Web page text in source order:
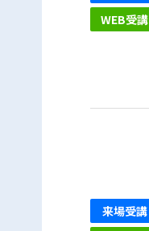
WEB受講
来場受講